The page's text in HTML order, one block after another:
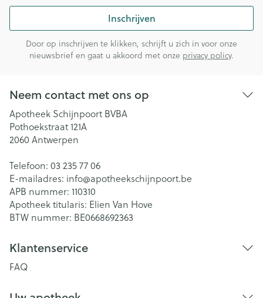
Inschrijven
Door op inschrijven te klikken, schrijft u zich in voor onze
nieuwsbrief en gaat u akkoord met onze privacy policy.
Neem contact met ons op
Apotheek Schijnpoort BVBA
Pothoekstraat 121A
2060 Antwerpen
Telefoon: 03 235 77 06
E-mailadres: info@apotheekschijnpoort.be
APB nummer: 110310
Apotheek titularis: Elien Van Hove
BTW nummer: BE0668692363
Klantenservice
FAQ